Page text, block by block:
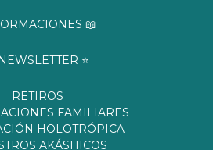
📖
⭐️
RETIROS
FAMILIARES
HOLOTRÓPICA
AKÁSHICOS